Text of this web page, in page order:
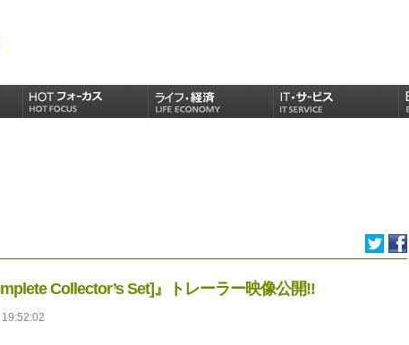
Collector’s Set]』トレーラー映像公開‼